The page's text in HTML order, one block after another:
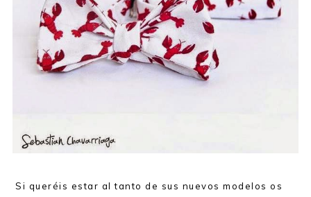
Si queréis estar al tanto de sus nuevos modelos os